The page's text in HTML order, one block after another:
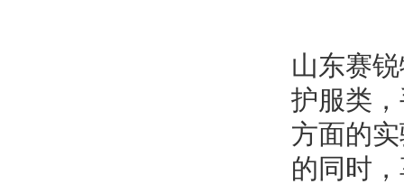
山东赛
护服类
方面的
的同时